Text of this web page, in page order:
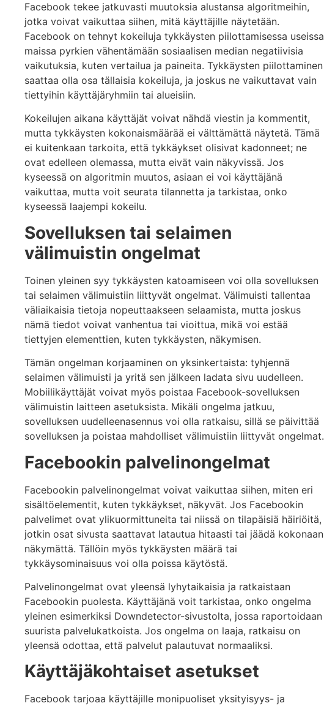
Facebook tekee jatkuvasti muutoksia alustansa algoritmeihin,
jotka voivat vaikuttaa siihen, mitä käyttäjille näytetään.
Facebook on tehnyt kokeiluja tykkäysten piilottamisessa useissa
maissa pyrkien vähentämään sosiaalisen median negatiivisia
vaikutuksia, kuten vertailua ja paineita. Tykkäysten piilottaminen
saattaa olla osa tällaisia kokeiluja, ja joskus ne vaikuttavat vain
tiettyihin käyttäjäryhmiin tai alueisiin.
Kokeilujen aikana käyttäjät voivat nähdä viestin ja kommentit,
mutta tykkäysten kokonaismäärää ei välttämättä näytetä. Tämä
ei kuitenkaan tarkoita, että tykkäykset olisivat kadonneet; ne
ovat edelleen olemassa, mutta eivät vain näkyvissä. Jos
kyseessä on algoritmin muutos, asiaan ei voi käyttäjänä
vaikuttaa, mutta voit seurata tilannetta ja tarkistaa, onko
kyseessä laajempi kokeilu.
Sovelluksen tai selaimen
välimuistin ongelmat
Toinen yleinen syy tykkäysten katoamiseen voi olla sovelluksen
tai selaimen välimuistiin liittyvät ongelmat. Välimuisti tallentaa
väliaikaisia tietoja nopeuttaakseen selaamista, mutta joskus
nämä tiedot voivat vanhentua tai vioittua, mikä voi estää
tiettyjen elementtien, kuten tykkäysten, näkymisen.
Tämän ongelman korjaaminen on yksinkertaista: tyhjennä
selaimen välimuisti ja yritä sen jälkeen ladata sivu uudelleen.
Mobiilikäyttäjät voivat myös poistaa Facebook-sovelluksen
välimuistin laitteen asetuksista. Mikäli ongelma jatkuu,
sovelluksen uudelleenasennus voi olla ratkaisu, sillä se päivittää
sovelluksen ja poistaa mahdolliset välimuistiin liittyvät ongelmat.
Facebookin palvelinongelmat
Facebookin palvelinongelmat voivat vaikuttaa siihen, miten eri
sisältöelementit, kuten tykkäykset, näkyvät. Jos Facebookin
palvelimet ovat ylikuormittuneita tai niissä on tilapäisiä häiriöitä,
jotkin osat sivusta saattavat latautua hitaasti tai jäädä kokonaan
näkymättä. Tällöin myös tykkäysten määrä tai
tykkäysominaisuus voi olla poissa käytöstä.
Palvelinongelmat ovat yleensä lyhytaikaisia ja ratkaistaan
Facebookin puolesta. Käyttäjänä voit tarkistaa, onko ongelma
yleinen esimerkiksi Downdetector-sivustolta, jossa raportoidaan
suurista palvelukatkoista. Jos ongelma on laaja, ratkaisu on
yleensä odottaa, että palvelut palautuvat normaaliksi.
Käyttäjäkohtaiset asetukset
Facebook tarjoaa käyttäjille monipuoliset yksityisyys- ja